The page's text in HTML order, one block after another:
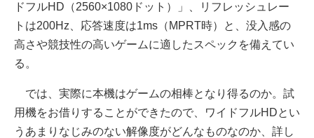
ドフルHD（2560×1080ドット）」、リフレッシュレー
トは200Hz、応答速度は1ms（MPRT時）と、没入感の
高さや競技性の高いゲームに適したスペックを備えてい
る。
では、実際に本機はゲームの相棒となり得るのか。試
用機をお借りすることができたので、ワイドフルHDとい
うあまりなじみのない解像度がどんなものなのか、詳し